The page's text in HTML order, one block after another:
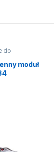
do
moduł